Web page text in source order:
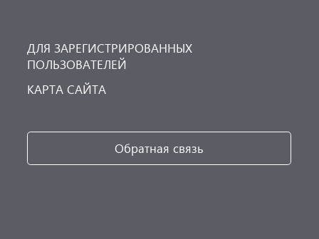
ДЛЯ ЗАРЕГИСТРИРОВАННЫХ
ПОЛЬЗОВАТЕЛЕЙ
КАРТА САЙТА
Обратная связь